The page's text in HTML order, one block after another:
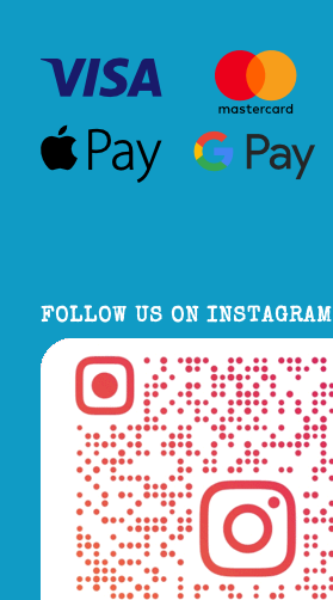
FOLLOW US ON INSTAGRAM